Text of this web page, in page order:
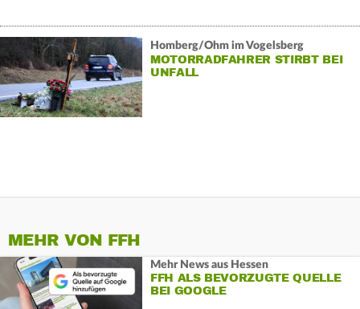
Homberg/Ohm im Vogelsberg
MOTORRADFAHRER STIRBT BEI
UNFALL
MEHR VON FFH
Mehr News aus Hessen
FFH ALS BEVORZUGTE QUELLE
BEI GOOGLE